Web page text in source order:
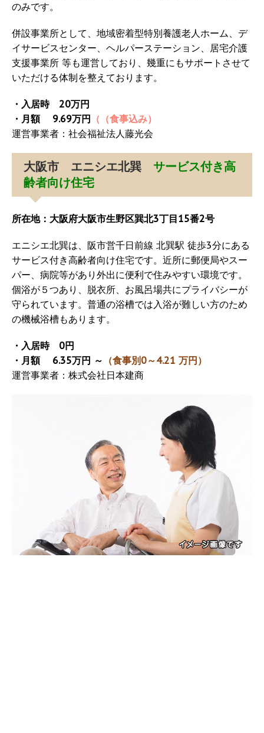
のみです。
併設事業所として、地域密着型特別養護老人ホーム、デ
イサービスセンター、ヘルパーステーション、居宅介護
支援事業所 等も運営しており、幾重にもサポートさせて
いただける体制を整えております。
・入居時 20万円
・月額 9.69万円
（（食事込み）
運営事業者：社会福祉法人藤光会
大阪市 エニシエ北巽 サービス付き高
齢者向け住宅
所在地：大阪府大阪市生野区巽北3丁目15番2号
エニシエ北巽は、阪市営千日前線 北巽駅 徒歩3分にある
サービス付き高齢者向け住宅です。近所に郵便局やスー
パー、病院等があり外出に便利で住みやすい環境です。
個浴が５つあり、脱衣所、お風呂場共にプライバシーが
守られています。普通の浴槽では入浴が難しい方のため
の機械浴槽もあります。
・入居時 0円
・月額 6.35万円 ～ （食事別0～4.21 万円）
運営事業者：株式会社日本建商